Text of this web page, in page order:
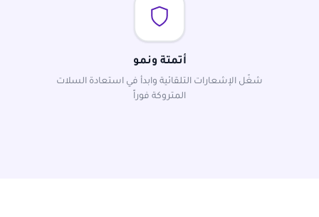
أتمتة ونمو
شغّل الإشعارات التلقائية وابدأ في استعادة السلات
المتروكة فوراً